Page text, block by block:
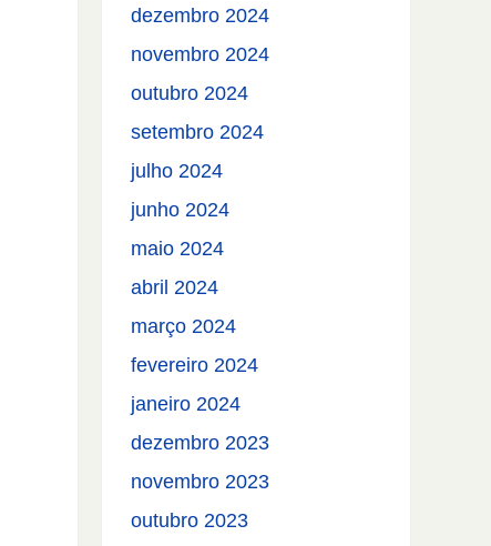
dezembro 2024
novembro 2024
outubro 2024
setembro 2024
julho 2024
junho 2024
maio 2024
abril 2024
março 2024
fevereiro 2024
janeiro 2024
dezembro 2023
novembro 2023
outubro 2023